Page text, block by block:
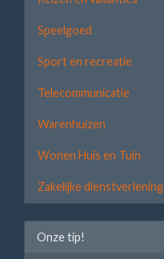
Speelgoed
Sport en recreatie
Telecommunicatie
Warenhuizen
Wonen Huis en Tuin
Zakelijke dienstverlening
Onze tip!